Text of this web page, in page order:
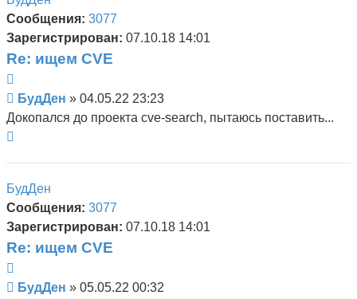
Сообщения: 3077
Зарегистрирован: 07.10.18 14:01
Re: ищем CVE
Сообщение
БудДен » 04.05.22 23:23
Докопался до проекта cve-search, пытаюсь поставить...
БудДен
Сообщения: 3077
Зарегистрирован: 07.10.18 14:01
Re: ищем CVE
Сообщение
БудДен » 05.05.22 00:32